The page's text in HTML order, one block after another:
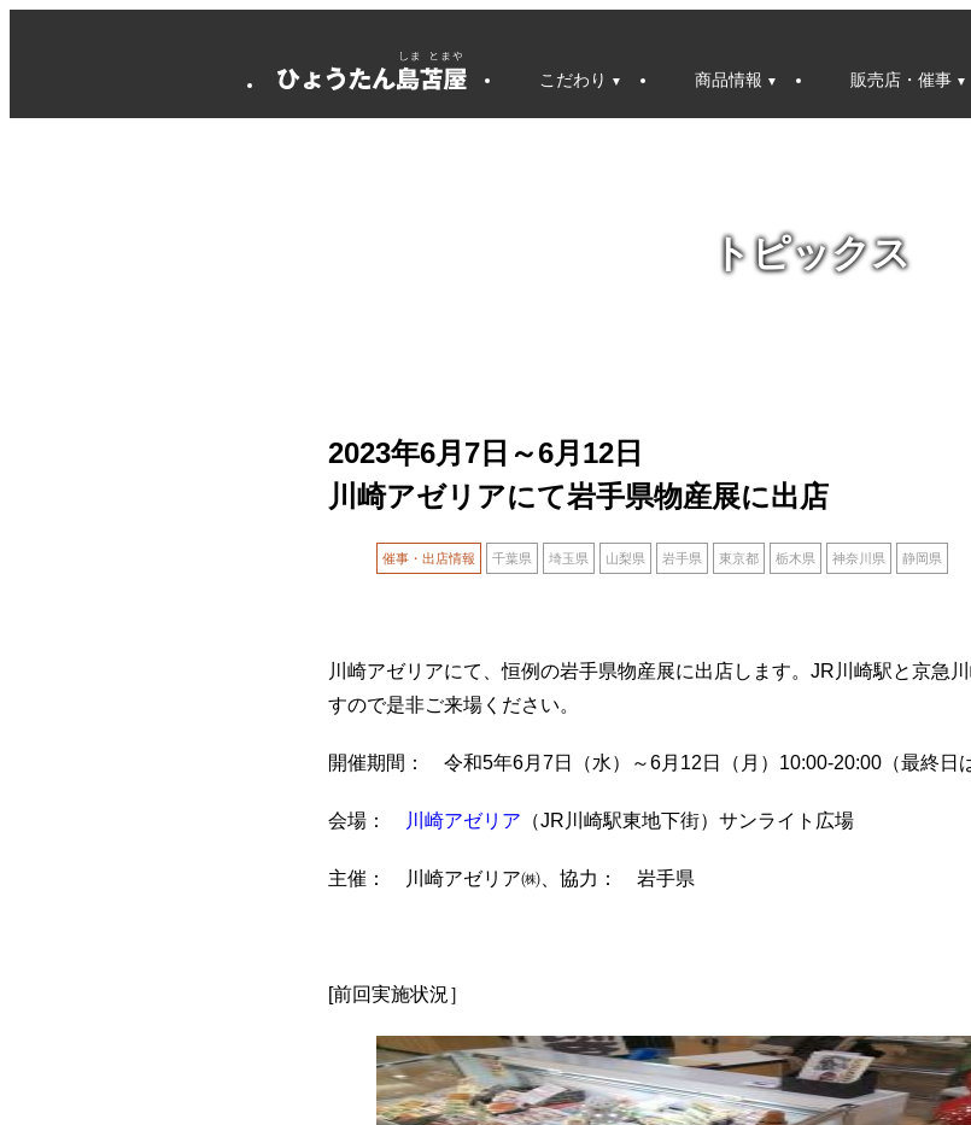
こだわり 商品情報 販売店・催事
トピックス
2023年6月7日～6月12日
川崎アゼリアにて岩手県物産展に出店
催事・出店情報 千葉県 埼玉県 山梨県 岩手県 東京都 栃木県 神奈川県 静岡県
川崎アゼリアにて、恒例の岩手県物産展に出店します。JR川崎駅と京急
すので是非ご来場ください。
開催期間： 令和5年6月7日（水）～6月12日（月）10:00-20:00（最終日
会場： 川崎アゼリア （JR川崎駅東地下街）サンライト広場
主催： 川崎アゼリア㈱、協力： 岩手県
[前回実施状況］